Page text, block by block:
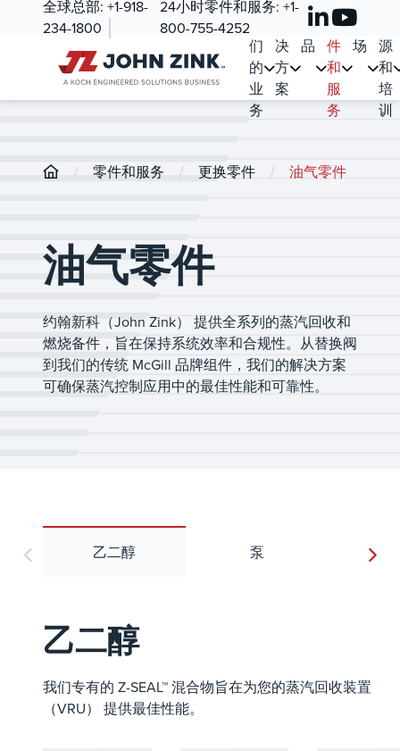
全球总部: +1-918-
234-1800
24小时零件和服务: +1-
800-755-4252我
们
的
业
务
决
方
案
产
品
零
件
和
服
务
市
场
源
和
培
训
/ 零件和服务 / 更换零件 / 油气零件
油气零件
约翰新科（John Zink） 提供全系列的蒸汽回收和
燃烧备件，旨在保持系统效率和合规性。从替换阀
到我们的传统 McGill 品牌组件，我们的解决方案
可确保蒸汽控制应用中的最佳性能和可靠性。
乙二醇 泵
乙二醇
我们专有的 Z-SEAL™ 混合物旨在为您的蒸汽回收装置
（VRU） 提供最佳性能。